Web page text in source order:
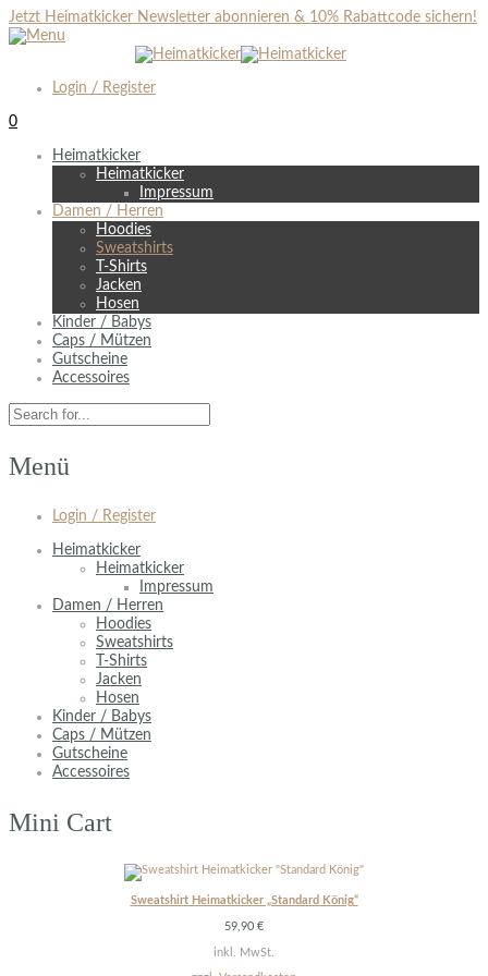
Jetzt Heimatkicker Newsletter abonnieren & 10% Rabattcode sichern!
Login / Register
0
Heimatkicker
Heimatkicker
Impressum
Damen / Herren
Hoodies
Sweatshirts
T-Shirts
Jacken
Hosen
Kinder / Babys
Caps / Mützen
Gutscheine
Accessoires
Menü
Login / Register
Heimatkicker
Heimatkicker
Impressum
Damen / Herren
Hoodies
Sweatshirts
T-Shirts
Jacken
Hosen
Kinder / Babys
Caps / Mützen
Gutscheine
Accessoires
Mini Cart
Sweatshirt Heimatkicker „Standard König“
59,90 €
inkl. MwSt.